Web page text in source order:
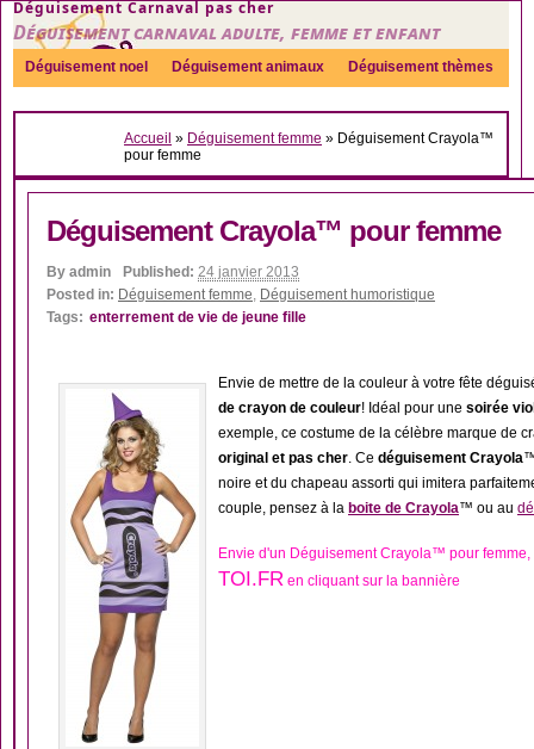
Déguisement Carnaval pas cher
Déguisement carnaval adulte, femme et enfant
Déguisement noel Déguisement animaux Déguisement thèmes
Sexy Déguisement couple Déguisements par genre Idées
Accueil » Déguisement femme » Déguisement Crayola™
pour femme
Déguisement Crayola™ pour femme
By admin Published: 24 janvier 2013
Posted in: Déguisement femme, Déguisement humoristique
Tags: enterrement de vie de jeune fille
Envie de mettre de la couleur à votre fête
de crayon de couleur! Idéal pour une soirée
exemple, ce costume de la célèbre marque de
original et pas cher. Ce déguisement Crayola
noire et du chapeau assorti qui imitera
couple, pensez à la boite de Crayola™ ou au
Envie d'un Déguisement Crayola™ pour
TOI.FR en cliquant sur la bannière